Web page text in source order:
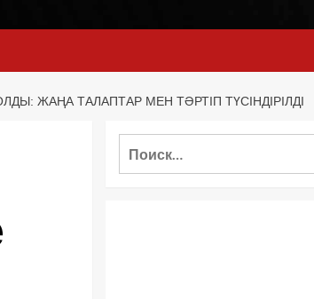
ЖАҢА ТАЛАПТАР МЕН ТӘРТІП ТҮСІНДІРІЛДІ